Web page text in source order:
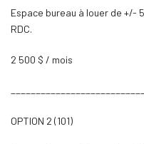
Espace bureau à louer de +/-
RDC.
2 500 $ / mois
OPTION 2 (101)